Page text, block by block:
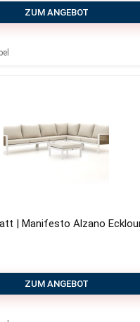
ZUM ANGEBOT
| Manifesto Alzano
ZUM ANGEBOT